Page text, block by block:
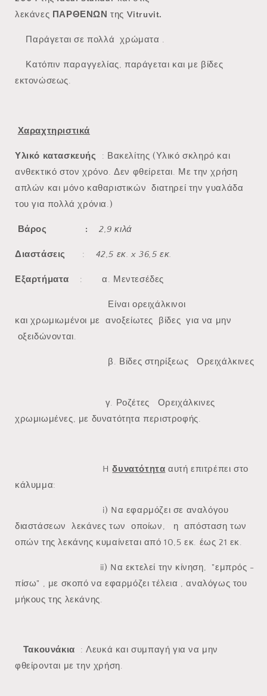
λεκάνες ΠΑΡΘΕΝΩΝ της Vitruvit.
Παράγεται σε πολλά χρώματα .
Κατόπιν παραγγελίας, παράγεται και με βίδες
εκτονώσεως.
Χαραχτηριστικά
Υλικό κατασκευής : Βακελίτης (Υλικό σκληρό και
ανθεκτικό στον χρόνο. Δεν φθείρεται. Με την χρήση
απλών και μόνο καθαριστικών διατηρεί την γυαλάδα
του για πολλά χρόνια.)
Βάρος : 2,9 κιλά
Διαστάσεις : 42,5 εκ. x 36,5 εκ.
Εξαρτήματα : α. Μεντεσέδες
Είναι ορειχάλκινοι
και χρωμιωμένοι με ανοξείωτες βίδες για να μην
οξειδώνονται.
β. Βίδες στηρίξεως Ορειχάλκινες
γ. Ροζέτες
Ορειχάλκινες
χρωμιωμένες, με δυνατότητα περιστροφής.
Hδυνατότητα αυτή επιτρέπει στο
κάλυμμα:
i) Nα εφαρμόζει σε αναλόγου
διαστάσεων λεκάνες των οποίων, η απόσταση των
οπών της λεκάνης κυμαίνεται από 10,5 εκ. έως 21 εκ.
ii) Nα εκτελεί την κίνηση, "εμπρός -
πίσω" , με σκοπό να εφαρμόζει τέλεια , αναλόγως του
μήκους της λεκάνης.
Τακουνάκια
: Λευκά και συμπαγή για να μην
φθείρονται με την χρήση.